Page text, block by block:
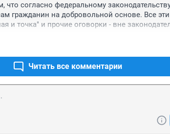
согласно федеральному
гражданин на добровольной основе. Все эти
и точка" и прочие оговорки - вне
если что случись... Так у нас устроено.
Читать все комментарии